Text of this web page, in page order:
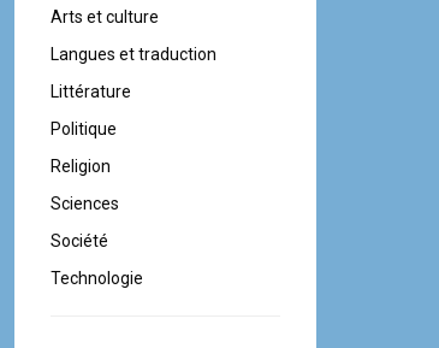
Arts et culture
Langues et traduction
Littérature
Politique
Religion
Sciences
Société
Technologie